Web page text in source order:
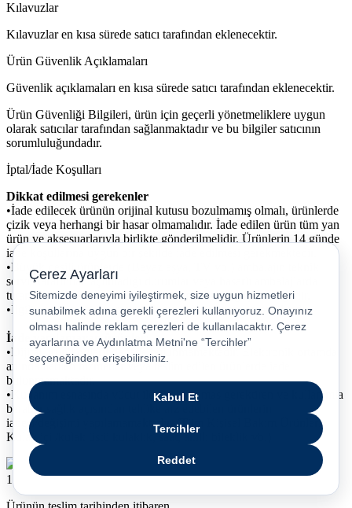
Kılavuzlar
Kılavuzlar en kısa sürede satıcı tarafından eklenecektir.
Ürün Güvenlik Açıklamaları
Güvenlik açıklamaları en kısa sürede satıcı tarafından eklenecektir.
Ürün Güvenliği Bilgileri, ürün için geçerli yönetmeliklere uygun
olarak satıcılar tarafından sağlanmaktadır ve bu bilgiler satıcının
sorumluluğundadır.
İptal/İade Koşulları
Dikkat edilmesi gerekenler
•İade edilecek ürünün orijinal kutusu bozulmamış olmalı, ürünlerde
çizik veya herhangi bir hasar olmamalıdır. İade edilen ürün tüm yan
ürün ve aksesuarlarıyla birlikte gönderilmelidir. Ürünlerin 14 günde
iade koşullarına uygun bir şekilde iade edilmesi gerekmektedir.
•Büyük desili ürünlerde (Beyaz eşya, TV vb.) ambalajın teknik
servis tarafından açılmadığı durumlar veya hasarlı ambalajlarda
tutanak tutulmaması durumunda cayma hakkı geçerli değildir.
•İlgili yasa gereği faturasız iade ve değişim yapılamamaktadır.
İade yapılamayan ürünler:
•Dijital ürün kodlarında iade bulunmamaktadır. Elektronik ortamda
anında iletilen hizmetler veya teslim edilen ürünlerde iade
bulunmamaktadır.
•Kullanım esnasında vücut ile birebir temas gerektiren ve kullanımla
beraber sağlık açısından tehlike arz edebilen ürünlerin
iadesi/değişimi yapılamamaktadır. (Tüm Kişisel Bakım Ürünleri,
Kulak içi /kulak üstü kulaklık, saat, akıllı bileklik vb.)
1